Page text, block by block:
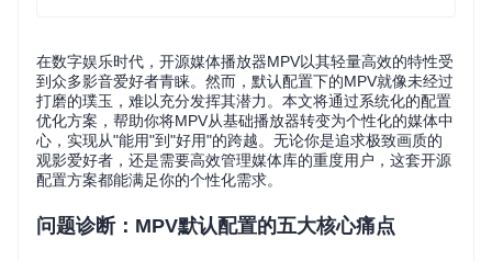
在数字娱乐时代，开源媒体播放器MPV以其轻量高效的特性受
到众多影音爱好者青睐。然而，默认配置下的MPV就像未经过
打磨的璞玉，难以充分发挥其潜力。本文将通过系统化的配置
优化方案，帮助你将MPV从基础播放器转变为个性化的媒体中
心，实现从"能用"到"好用"的跨越。无论你是追求极致画质的
观影爱好者，还是需要高效管理媒体库的重度用户，这套开源
配置方案都能满足你的个性化需求。
问题诊断：MPV默认配置的五大核心痛点